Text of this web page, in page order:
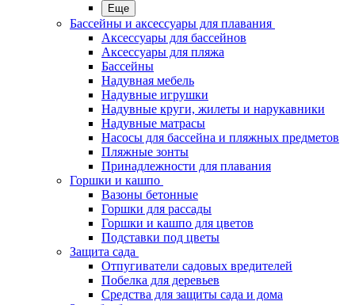
Еще
Бассейны и аксессуары для плавания
Аксессуары для бассейнов
Аксессуары для пляжа
Бассейны
Надувная мебель
Надувные игрушки
Надувные круги, жилеты и нарукавники
Надувные матрасы
Насосы для бассейна и пляжных предметов
Пляжные зонты
Принадлежности для плавания
Горшки и кашпо
Вазоны бетонные
Горшки для рассады
Горшки и кашпо для цветов
Подставки под цветы
Защита сада
Отпугиватели садовых вредителей
Побелка для деревьев
Средства для защиты сада и дома